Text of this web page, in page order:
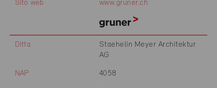
Sito web www.gruner.ch
Ditta
Staehelin Meyer Architektur
AG
NAP 4058